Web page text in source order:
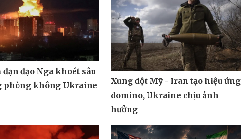
đạn đạo Nga khoét sâu
phòng không Ukraine
Xung đột Mỹ - Iran tạo hiệu ứng
domino, Ukraine chịu ảnh
hưởng